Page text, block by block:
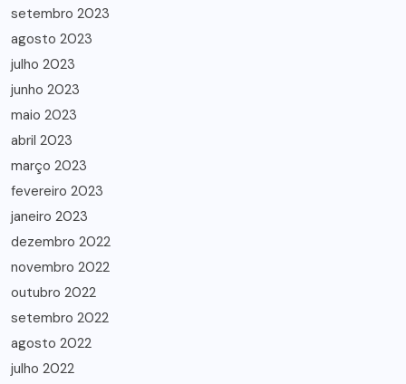
setembro 2023
agosto 2023
julho 2023
junho 2023
maio 2023
abril 2023
março 2023
fevereiro 2023
janeiro 2023
dezembro 2022
novembro 2022
outubro 2022
setembro 2022
agosto 2022
julho 2022